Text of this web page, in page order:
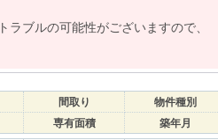
ブルの可能性がございますので、
間取り
物件種別
専有面積 築年月